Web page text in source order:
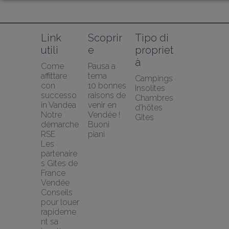
Link
utili
Come
affittare
con
successo
in Vandea
Notre
démarche
RSE
Les
partenaire
s Gites de
France
Vendée
Conseils
pour louer
rapideme
nt sa
Scoprir
e
Pausa a
tema
10 bonnes
raisons de
venir en
Vendée !
Buoni
piani
Tipo di
propriet
à
Campings
Insolites
Chambres
d'hôtes
Gîtes